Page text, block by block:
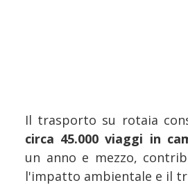
Il trasporto su rotaia
circa 45.000 viaggi in
un anno e mezzo,
l'impatto ambientale e il